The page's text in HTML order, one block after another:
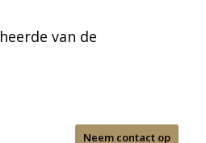
van de
Neem contact op